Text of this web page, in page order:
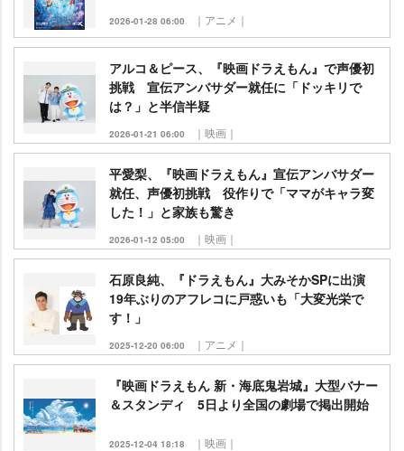
2026-01-28 06:00 ｜アニメ｜
アルコ＆ピース、『映画ドラえもん』で声優初
挑戦 宣伝アンバサダー就任に「ドッキリで
は？」と半信半疑
2026-01-21 06:00 ｜映画｜
平愛梨、『映画ドラえもん』宣伝アンバサダー
就任、声優初挑戦 役作りで「ママがキャラ変
した！」と家族も驚き
2026-01-12 05:00 ｜映画｜
石原良純、『ドラえもん』大みそかSPに出演
19年ぶりのアフレコに戸惑いも「大変光栄で
す！」
2025-12-20 06:00 ｜アニメ｜
『映画ドラえもん 新・海底鬼岩城』大型バナー
＆スタンディ 5日より全国の劇場で掲出開始
2025-12-04 18:18 ｜映画｜